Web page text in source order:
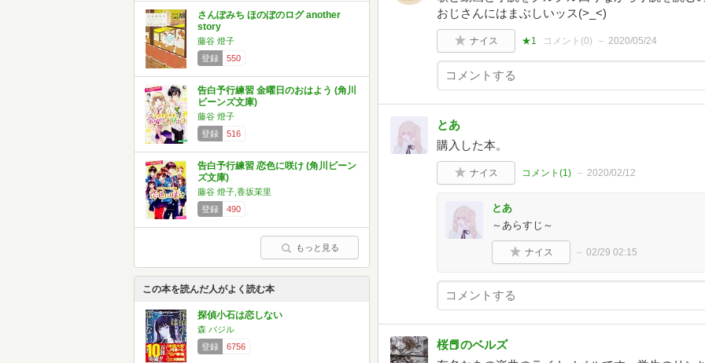
さんぽみち ほのぼのログ another
story
藤谷 燈子
登録
550
告白予行練習 金曜日のおはよう (角川
ビーンズ文庫)
藤谷 燈子
登録
516
告白予行練習 恋色に咲け (角川ビーン
ズ文庫)
藤谷 燈子,香坂茉里
登録
490
もっと見る
この本を読んだ人がよく読む本
探偵小石は恋しない
森 バジル
登録
6756
おじさんにはまぶしいッス(>_<)
ナイス ★1 コメント(0) 2020/05/24
とあ
購入した本。
ナイス コメント(1) 2020/02/12
とあ
～あらすじ～
ナイス 02/29 02:15
桜📕のベルズ